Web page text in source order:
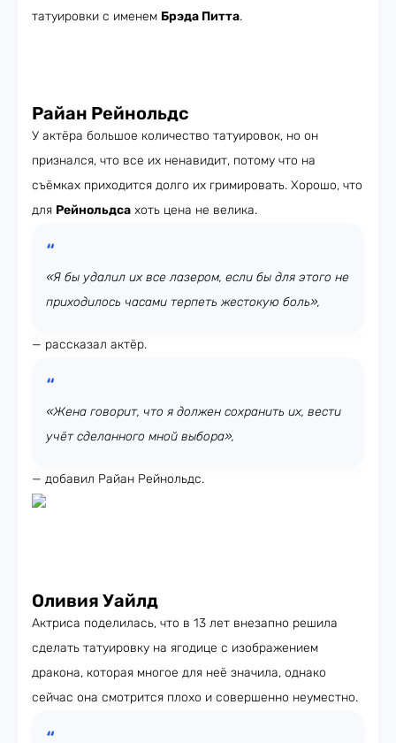
татуировки с именем Брэда Питта.
Райан Рейнольдс
У актёра большое количество татуировок, но он
признался, что все их ненавидит, потому что на
съёмках приходится долго их гримировать. Хорошо, что
для Рейнольдса хоть цена не велика.
«Я бы удалил их все лазером, если бы для этого не
приходилось часами терпеть жестокую боль»,
— рассказал актёр.
«Жена говорит, что я должен сохранить их, вести
учёт сделанного мной выбора»,
— добавил Райан Рейнольдс.
Оливия Уайлд
Актриса поделилась, что в 13 лет внезапно решила
сделать татуировку на ягодице с изображением
дракона, которая многое для неё значила, однако
сейчас она смотрится плохо и совершенно неуместно.